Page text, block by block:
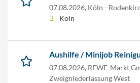
07.08.2026, Köln -
Köln
Aushilfe / Minijob
07.08.2026, REWE-Markt
Zweigniederlassung West